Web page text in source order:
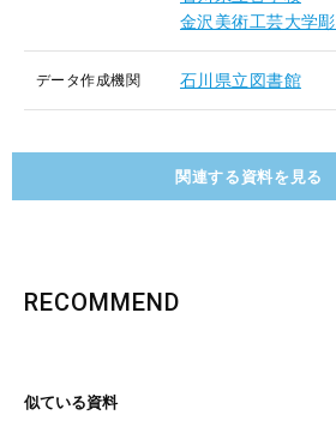
金沢美術工芸大学
データ作成機関 石川県立図書館
関連する資料を見る
RECOMMEND
似ている資料